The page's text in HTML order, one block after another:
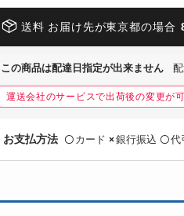
送料 お届け先が東京都の場合
この商品は配達日指定が出来ません
運送会社のサービスで出荷後の変更が
お支払方法 〇 カード ×銀行振込 〇代